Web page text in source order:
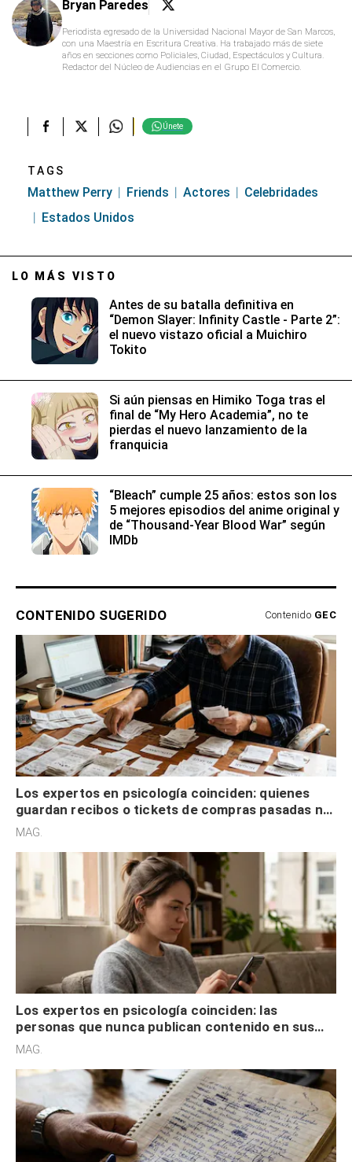
Bryan Paredes
Periodista egresado de la Universidad Nacional Mayor de San Marcos,
con una Maestría en Escritura Creativa. Ha trabajado más de siete
años en secciones como Policiales, Ciudad, Espectáculos y Cultura.
Redactor del Núcleo de Audiencias en el Grupo El Comercio.
Únete
TAGS
Matthew Perry Friends Actores
Celebridades
Estados Unidos
LO MÁS VISTO
Antes de su batalla definitiva en
“Demon Slayer: Infinity Castle - Parte 2”:
el nuevo vistazo oficial a Muichiro
Tokito
Si aún piensas en Himiko Toga tras el
final de “My Hero Academia”, no te
pierdas el nuevo lanzamiento de la
franquicia
“Bleach” cumple 25 años: estos son los
5 mejores episodios del anime original y
de “Thousand-Year Blood War” según
IMDb
CONTENIDO SUGERIDO Contenido GEC
Los expertos en psicología coinciden: quienes
guardan recibos o tickets de compras pasadas no
son acumuladores, sino que tienen necesidad de
MAG.
Los expertos en psicología coinciden: las
personas que nunca publican contenido en sus
redes sociales no pretenden buscar validación
MAG.